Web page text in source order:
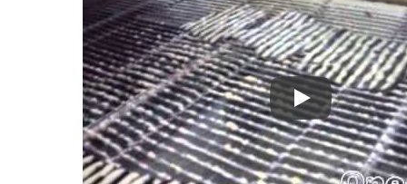
Applicatore di